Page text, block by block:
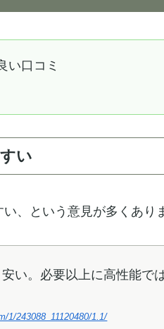
い口コミ
い
、という意見が多くあり
い。必要以上に高性能で
1/243088_11120480/1.1/